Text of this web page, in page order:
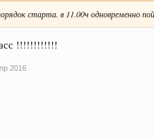
старта. в 11.00ч одновременно
!!!!!!!!!!!!
2016